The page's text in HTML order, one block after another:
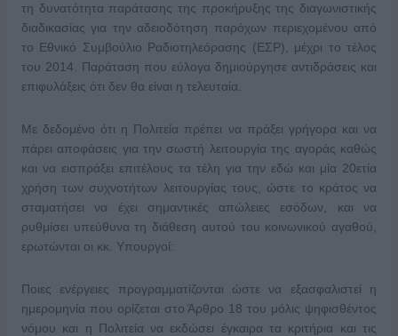
τη δυνατότητα παράτασης της προκήρυξης της διαγωνιστικής
διαδικασίας για την αδειοδότηση παρόχων περιεχομένου από
το Εθνικό Συμβούλιο Ραδιοτηλεόρασης (ΕΣΡ), μέχρι το τέλος
του 2014. Παράταση που εύλογα δημιούργησε αντιδράσεις και
επιφυλάξεις ότι δεν θα είναι η τελευταία.
Με δεδομένο ότι η Πολιτεία πρέπει να πράξει γρήγορα και να
πάρει αποφάσεις για την σωστή λειτουργία της αγοράς καθώς
και να εισπράξει επιτέλους τα τέλη για την εδώ και μία 20ετία
χρήση των συχνοτήτων λειτουργίας τους, ώστε το κράτος να
σταματήσει να έχει σημαντικές απώλειες εσόδων, και να
ρυθμίσει υπεύθυνα τη διάθεση αυτού του κοινωνικού αγαθού,
ερωτώνται οι κκ. Υπουργοί:
Ποιες ενέργειες προγραμματίζονται ώστε να εξασφαλιστεί η
ημερομηνία που ορίζεται στο Άρθρο 18 του μόλις ψηφισθέντος
νόμου και η Πολιτεία να εκδώσει έγκαιρα τα κριτήρια και τις